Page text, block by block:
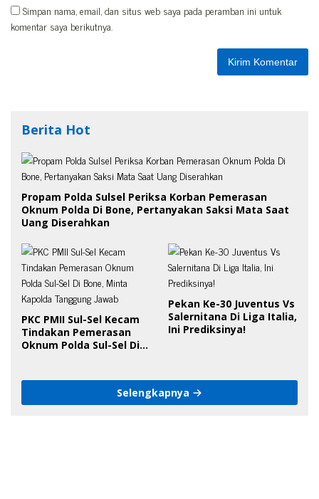
Simpan nama, email, dan situs web saya pada peramban ini untuk
komentar saya berikutnya.
Berita Hot
Propam Polda Sulsel Periksa Korban Pemerasan
Oknum Polda Di Bone, Pertanyakan Saksi Mata Saat
Uang Diserahkan
PKC PMII Sul-Sel Kecam
Tindakan Pemerasan
Oknum Polda Sul-Sel Di
Pekan Ke-30 Juventus Vs
Salernitana Di Liga Italia,
Ini Prediksinya!
Selengkapnya